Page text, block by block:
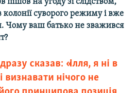
колонії суворого режиму і вже
Чому ваш батько не зважився
сказав: «Ілля, я ні в
визнавати нічого не